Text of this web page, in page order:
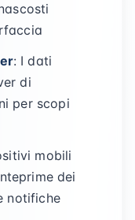
: I dati
di
per scopi
mobili
dei
notifiche